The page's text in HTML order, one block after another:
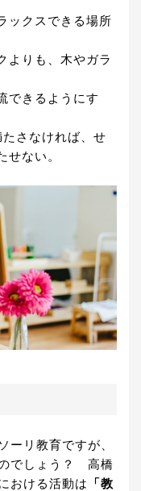
ックスできる場所
よりも、木やガラ
できるようにす
さなければ、せ
せない。
ーリ教育ですが、
でしょう？ 高橋
おける活動は
「教